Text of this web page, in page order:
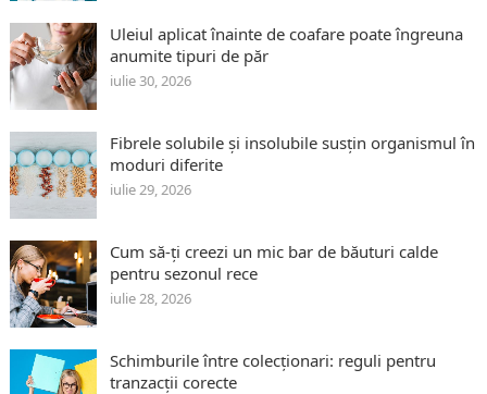
Uleiul aplicat înainte de coafare poate îngreuna
anumite tipuri de păr
iulie 30, 2026
Fibrele solubile și insolubile susțin organismul în
moduri diferite
iulie 29, 2026
Cum să-ți creezi un mic bar de băuturi calde
pentru sezonul rece
iulie 28, 2026
Schimburile între colecționari: reguli pentru
tranzacții corecte